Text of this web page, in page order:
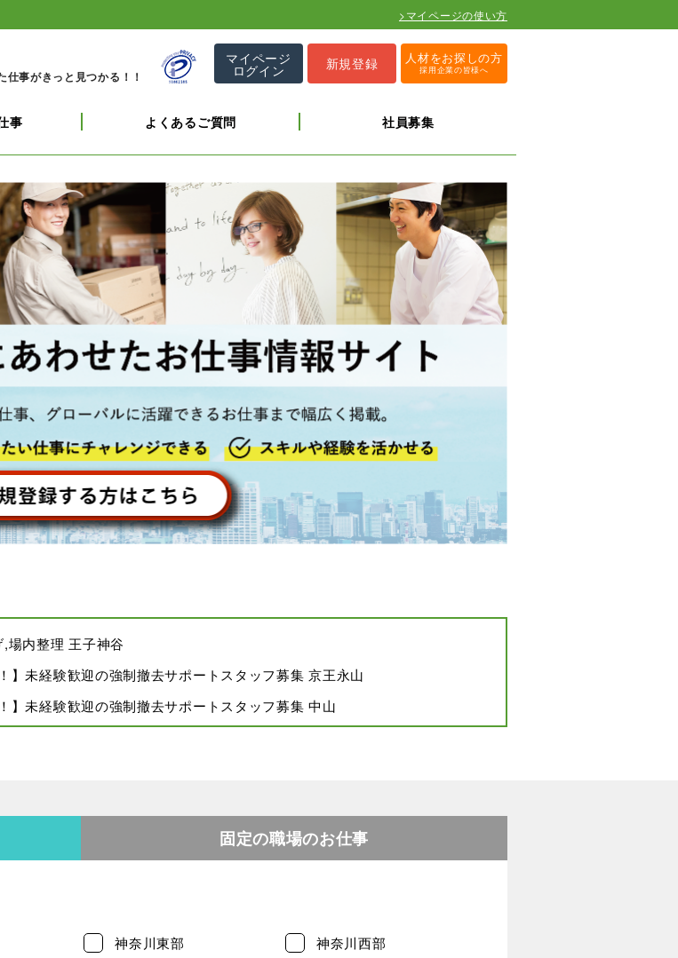
>マイページの使い方
事がきっと見つかる！！
マイページ
ログイン 新規登録 人材をお探しの方
採用企業の皆様へ
事 よくあるご質問 社員募集
場内整理 王子神谷
】未経験歓迎の強制撤去サポートスタッフ募集 京王永山
】未経験歓迎の強制撤去サポートスタッフ募集 中山
固定の職場のお仕事
神奈川東部
神奈川西部